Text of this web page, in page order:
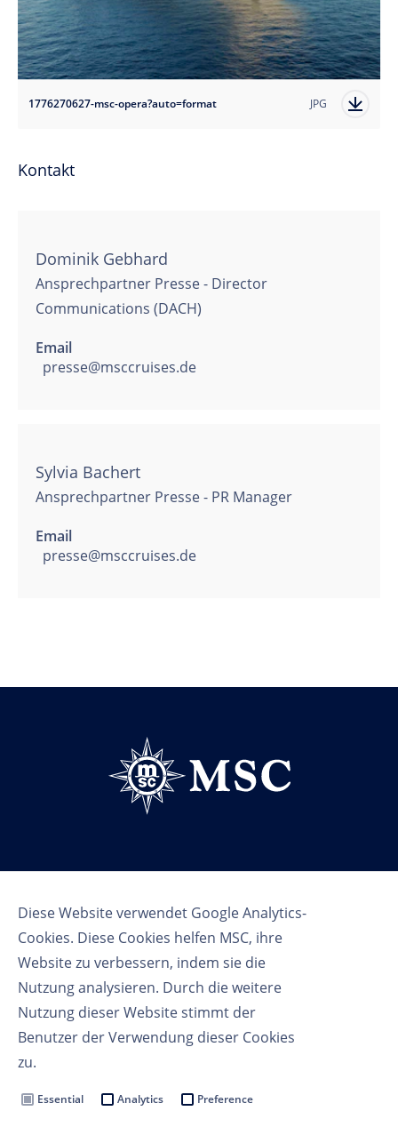
Diese Website verwendet Google Analytics-
Cookies. Diese Cookies helfen MSC, ihre
Website zu verbessern, indem sie die
Nutzung analysieren. Durch die weitere
Nutzung dieser Website stimmt der
Benutzer der Verwendung dieser Cookies
zu.
Essential Analytics Preference
1776270627-msc-opera?auto=format JPG
Kontakt
Dominik Gebhard
Ansprechpartner Presse - Director
Communications (DACH)
Email
presse@msccruises.de
Sylvia Bachert
Ansprechpartner Presse - PR Manager
Email
presse@msccruises.de
Follow us
Nutzungsbedingungen
Cookie Settings